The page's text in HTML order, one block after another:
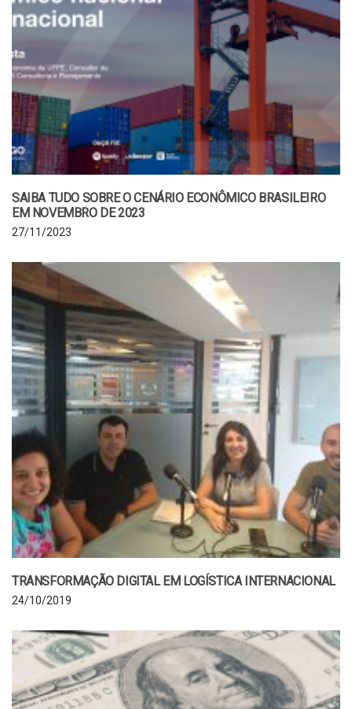
SAIBA TUDO SOBRE O CENÁRIO ECONÔMICO BRASILEIRO
EM NOVEMBRO DE 2023
27/11/2023
TRANSFORMAÇÃO DIGITAL EM LOGÍSTICA INTERNACIONAL
24/10/2019